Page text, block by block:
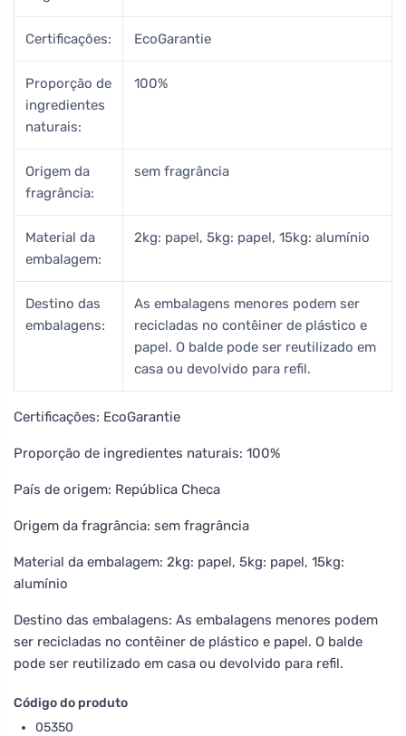
Certificações: EcoGarantie
Proporção de
ingredientes
naturais:
100%
Origem da
fragrância:
sem fragrância
Material da
embalagem:
2kg: papel, 5kg: papel, 15kg: alumínio
Destino das
embalagens:
As embalagens menores podem ser
recicladas no contêiner de plástico e
papel. O balde pode ser reutilizado em
casa ou devolvido para refil.
Certificações: EcoGarantie
Proporção de ingredientes naturais: 100%
País de origem: República Checa
Origem da fragrância: sem fragrância
Material da embalagem: 2kg: papel, 5kg: papel, 15kg:
alumínio
Destino das embalagens: As embalagens menores podem
ser recicladas no contêiner de plástico e papel. O balde
pode ser reutilizado em casa ou devolvido para refil.
Código do produto
05350